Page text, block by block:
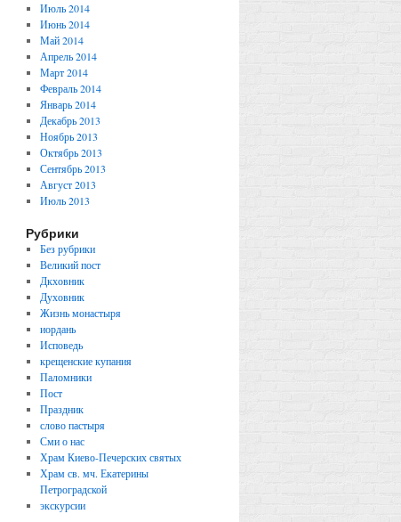
Июль 2014
Июнь 2014
Май 2014
Апрель 2014
Март 2014
Февраль 2014
Январь 2014
Декабрь 2013
Ноябрь 2013
Октябрь 2013
Сентябрь 2013
Август 2013
Июль 2013
Рубрики
Без рубрики
Великий пост
Дкховник
Духовник
Жизнь монастыря
иордань
Исповедь
крещенские купания
Паломники
Пост
Праздник
слово пастыря
Сми о нас
Храм Киево-Печерских святых
Храм св. мч. Екатерины
Петроградской
экскурсии